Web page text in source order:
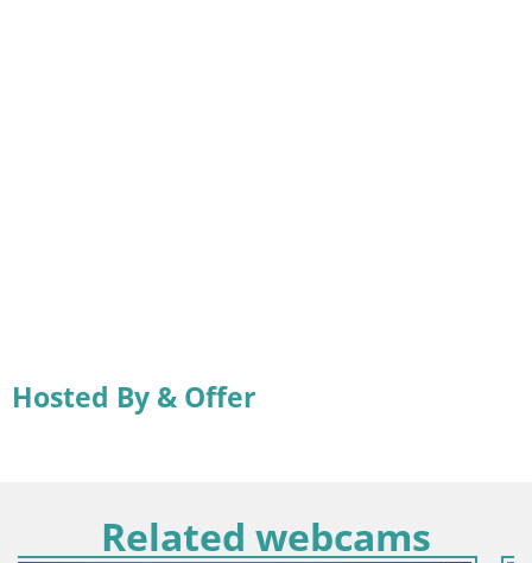
Hosted By & Offer
Related webcams